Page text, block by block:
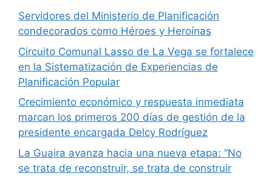
Servidores del Ministerio de Planificación
condecorados como Héroes y Heroínas
Circuito Comunal Lasso de La Vega se fortalece
en la Sistematización de Experiencias de
Planificación Popular
Crecimiento económico y respuesta inmediata
marcan los primeros 200 días de gestión de la
presidente encargada Delcy Rodríguez
La Guaira avanza hacia una nueva etapa: “No
se trata de reconstruir, se trata de construir